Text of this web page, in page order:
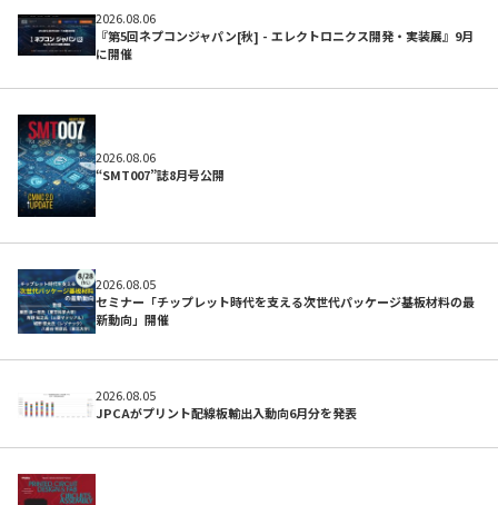
2026.08.06
『第5回ネプコンジャパン[秋] - エレクトロニクス開発・実装展』9月
に開催
2026.08.06
“SMT007”誌8月号公開
2026.08.05
セミナー「チップレット時代を支える次世代パッケージ基板材料の最
新動向」開催
2026.08.05
JPCAがプリント配線板輸出入動向6月分を発表